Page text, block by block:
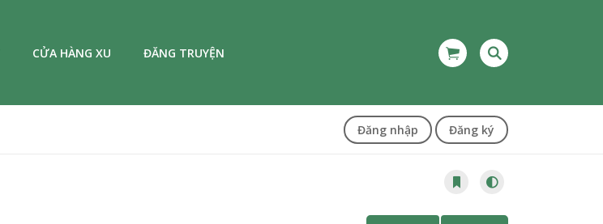
CỬA HÀNG XU ĐĂNG TRUYỆN
Đăng nhập Đăng ký